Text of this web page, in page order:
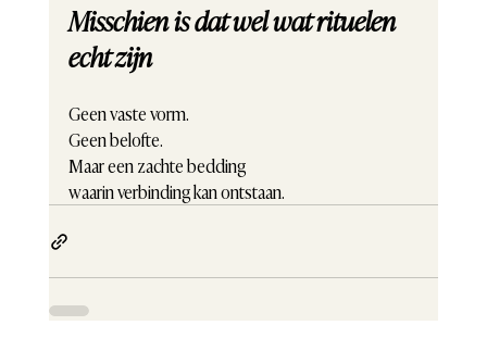
Misschien is dat wel wat rituelen
echt zijn
Geen vaste vorm.
Geen belofte.
Maar een zachte bedding
waarin verbinding kan ontstaan.